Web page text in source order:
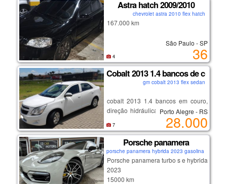
✅ platinado novo
✅ bomba de gasolina nova
✅ bobina nova
⚠ precisa apenas: – carregar ou
trocar bateria
– revisar carburador
✍ recibo preenchido
💰 *por r$ 2.500 pra vender rápido!*
preço de oportunidade mesmo!
Astra hatch 2009/2010
chevrolet astra 2010 flex hatch
167.000 km
São Paulo - SP
36
4
Cobalt 2013 1.4 bancos de couro
gm cobalt 2013 flex sedan
cobalt 2013 1.4 bancos em couro,
direção hidráulica, ar condicionado,
central multimídia, descanso de
braço do motorista, ar quente,
desembaçador traseiro,câmera de
ré.
Porto Alegre - RS
28.000
7
Porsche panamera
porsche panamera hybrida 2023 gasolina coupe
Porsche panamera turbo s e hybrida
2023
15000 km